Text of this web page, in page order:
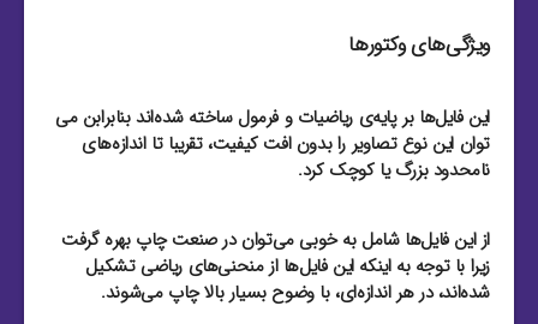
ویژگی‌های وکتورها
این فایل‌ها بر پایه‌ی ریاضیات و فرمول ساخته شده‌اند بنابرابن می
توان این نوع تصاویر را بدون افت کیفیت، تقریبا تا اندازه‌های
نامحدود بزرگ یا کوچک کرد.
از این فایل‌‌ها شامل به خوبی می‌توان در صنعت چاپ بهره گرفت
زیرا با توجه به اینکه این فایل‌‌ها از منحنی‌های ریاضی تشکیل
شده‌اند، در هر اندازه‌ای، با وضوح بسیار بالا چاپ می‌شوند.